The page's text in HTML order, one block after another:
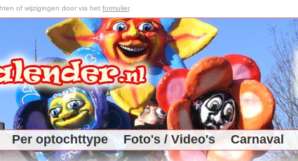
of wijzigingen door via het formulier.
Per optochttype Foto's / Video's Carnaval